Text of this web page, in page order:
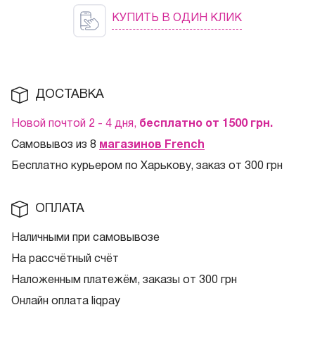
КУПИТЬ В ОДИН КЛИК
ДОСТАВКА
Новой почтой 2 - 4 дня, бесплатно от 1500 грн.
Самовывоз из 8 магазинов French
Бесплатно курьером по Харькову, заказ от 300 грн
ОПЛАТА
Наличными при самовывозе
На рассчётный счёт
Наложенным платежём, заказы от 300 грн
Онлайн оплата liqpay